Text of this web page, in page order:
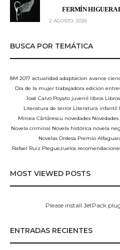
FERMÍN HIGUERA
2 AGOSTO, 2026
BUSCA POR TEMÁTICA
8M 2017 actualidad adaptacion avance
Día de la mujer trabajadora edicion
José Calvo Poyato juvenil libros
Literatura de terror Literatura infantil
Mircea Cărtărescu novedades
Novela criminal Novela histórica novela
Novelas Ordesa Premio
Rafael Ruiz Pleguezuelos
MOST VIEWED POSTS
Please install JetPack
ENTRADAS RECIENTES